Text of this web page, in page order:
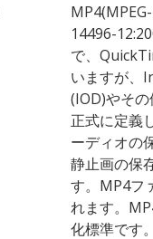
14496-
で、
いますが、
(IOD)やそ
正式に定義
ーディオの
静止画の保
す。MP4フ
れます。
化標準です